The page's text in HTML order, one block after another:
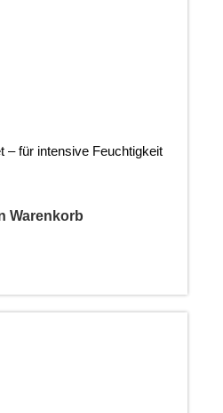
– für intensive Feuchtigkeit
Warenkorb